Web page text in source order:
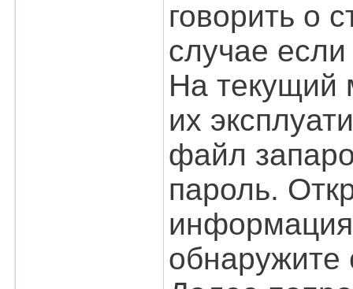
говорить о
случае
На текущий
их
файл
пароль.
информация
обнаружите